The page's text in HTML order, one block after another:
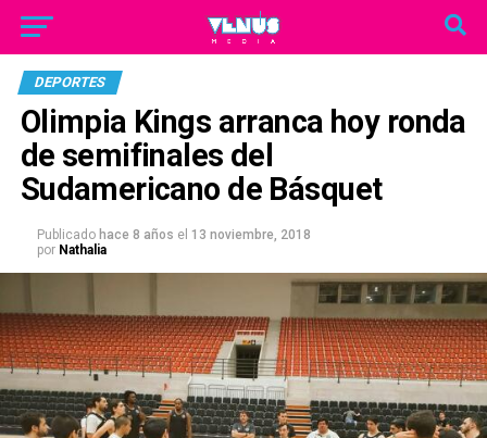
DEPORTES
Olimpia Kings arranca hoy ronda
de semifinales del
Sudamericano de Básquet
Publicado hace 8 años el 13 noviembre, 2018
por Nathalia